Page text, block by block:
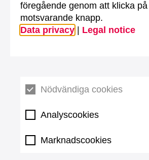
föregående genom att klicka på
motsvarande knapp.
Data privacy
Legal notice
Nödvändiga cookies
Analyscookies
Marknadscookies